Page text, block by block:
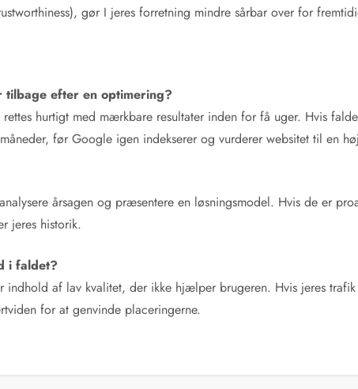
gør I jeres forretning mindre sårbar over for
efter en optimering?
hurtigt med mærkbare resultater inden for få uger. Hvis
før Google igen indekserer og vurderer websitet til en
årsagen og præsentere en løsningsmodel. Hvis de er
jeres historik.
i faldet?
af lav kvalitet, der ikke hjælper brugeren. Hvis jeres
for at genvinde placeringerne.